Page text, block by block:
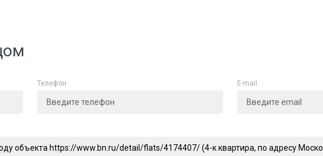
Телефон E-mail